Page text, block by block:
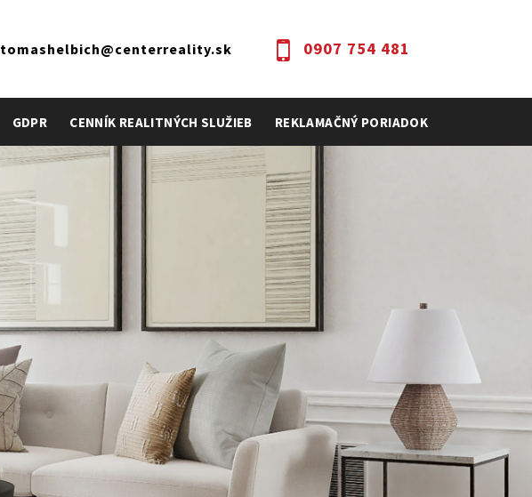
0907 754 481
tomashelbich@centerreality.sk
GDPR CENNÍK REALITNÝCH SLUŽIEB REKLAMAČNÝ PORIADOK